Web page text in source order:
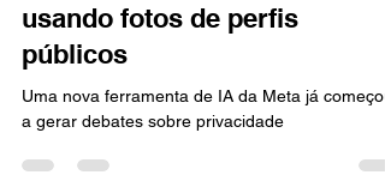
permite criar imagens com IA
usando fotos de perfis
públicos
a gerar debates sobre privacidade